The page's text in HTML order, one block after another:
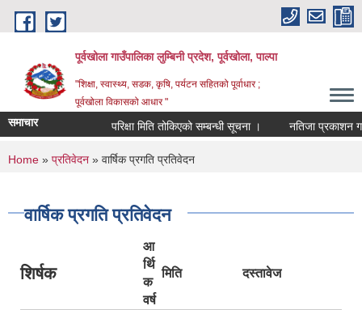
Skip to main content
पूर्वखोला गाउँपालिका लुम्बिनी प्रदेश, पूर्वखोला, पाल्पा
"शिक्षा, स्वास्थ्य, सडक, कृषि, पर्यटन सहितको पूर्वाधार ;
पूर्वखोला विकासको आधार "
समाचार परिक्षा मिति तोकिएको सम्बन्धी सूचना । नतिजा प्रकाशन
You are here
Home » प्रतिवेदन » वार्षिक प्रगति प्रतिवेदन
वार्षिक प्रगति प्रतिवेदन
शिर्षक
आ
र्थि
क
वर्ष
मिति दस्तावेज